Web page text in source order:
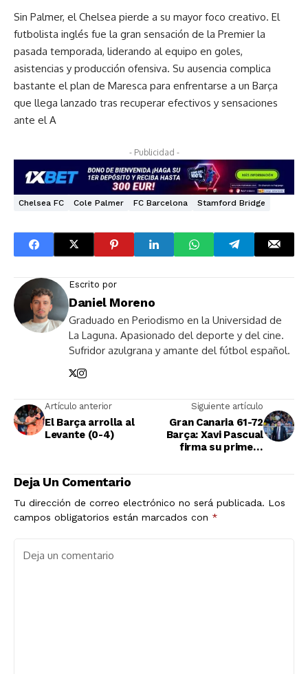
Sin Palmer, el Chelsea pierde a su mayor foco creativo. El
futbolista inglés fue la gran sensación de la Premier la
pasada temporada, liderando al equipo en goles,
asistencias y producción ofensiva. Su ausencia complica
bastante el plan de Maresca para enfrentarse a un Barça
que llega lanzado tras recuperar efectivos y sensaciones
ante el A
- Publicidad -
Chelsea FC Cole Palmer FC Barcelona Stamford Bridge
Escrito por
Daniel Moreno
Graduado en Periodismo en la Universidad de
La Laguna. Apasionado del deporte y del cine.
Sufridor azulgrana y amante del fútbol español.
Artículo anterior
El Barça arrolla al
Levante (0-4)
Siguiente artículo
Gran Canaria 61-72
Barça: Xavi Pascual
firma su primera
Deja Un Comentario
Tu dirección de correo electrónico no será publicada. Los
campos obligatorios están marcados con *